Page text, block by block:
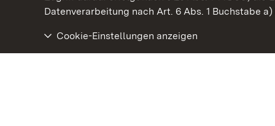
Datenverarbeitung nach Art. 6 Abs. 1 Buchstabe a)
Cookie-Einstellungen anzeigen